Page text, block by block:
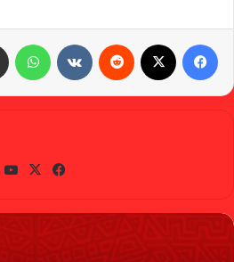
واتساب
في
وك
X